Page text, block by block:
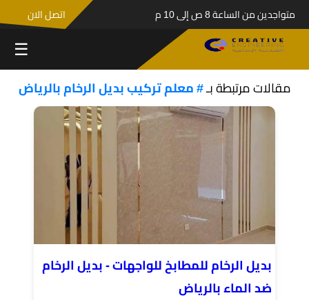
متواجدين من الساعة 8 ص إلى 10 م اتصل الان
☰
مقالات مرتبطة بـ# معلم تركيب بديل الرخام بالرياض
بديل الرخام للمطابخ للواجهات - بديل الرخام
ضد الماء بالرياض